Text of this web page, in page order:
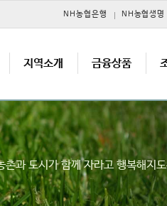
NH농협은행 NH농협생명
지역소개 금융상품
촌과 도시가 함께 자라고 행복해지